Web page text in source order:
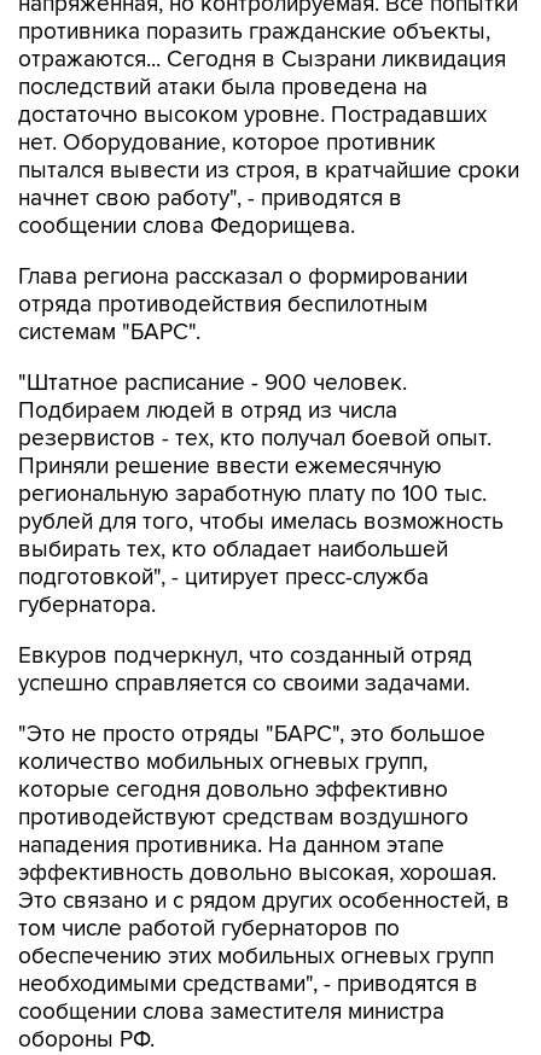
противника поразить гражданские объекты,
отражаются... Сегодня в Сызрани ликвидация
последствий атаки была проведена на
достаточно высоком уровне. Пострадавших
нет. Оборудование, которое противник
пытался вывести из строя, в кратчайшие сроки
начнет свою работу", - приводятся в
сообщении слова Федорищева.
Глава региона рассказал о формировании
отряда противодействия беспилотным
системам "БАРС".
"Штатное расписание - 900 человек.
Подбираем людей в отряд из числа
резервистов - тех, кто получал боевой опыт.
Приняли решение ввести ежемесячную
региональную заработную плату по 100 тыс.
рублей для того, чтобы имелась возможность
выбирать тех, кто обладает наибольшей
подготовкой", - цитирует пресс-служба
губернатора.
Евкуров подчеркнул, что созданный отряд
успешно справляется со своими задачами.
"Это не просто отряды "БАРС", это большое
количество мобильных огневых групп,
которые сегодня довольно эффективно
противодействуют средствам воздушного
нападения противника. На данном этапе
эффективность довольно высокая, хорошая.
Это связано и с рядом других особенностей, в
том числе работой губернаторов по
обеспечению этих мобильных огневых групп
необходимыми средствами", - приводятся в
сообщении слова заместителя министра
обороны РФ.